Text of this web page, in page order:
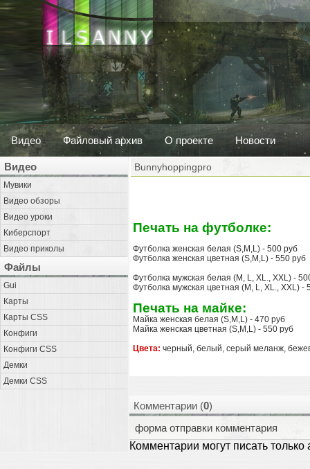
Видео Файловый архив О проекте Новости
Видео
Мувики
Видео обзоры
Видео уроки
Киберспорт
Видео приколы
Файлы
Gui
Карты
Карты CSS
Конфиги
Конфиги CSS
Демки
Демки CSS
Bunnyhoppingpro
Печать на футболке:
Футболка женская белая (S,M,L) - 500 руб
Футболка женская цветная (S,M,L) - 550 руб
Футболка мужская белая (M, L, XL., XXL) -
Футболка мужская цветная (M, L, XL., XXL) -
Печать на майке:
Майка женская белая (S,M,L) - 470 руб
Майка женская цветная (S,M,L) - 550 руб
Цвета: черный, белый, серый меланж,
Комментарии (0)
форма отправки комментария
Комментарии могут писать